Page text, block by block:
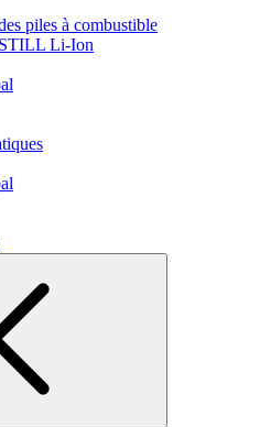
piles à combustible
Li-Ion